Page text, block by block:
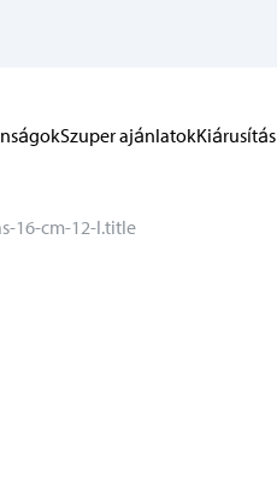
Szuper ajánlatokKiárusítás
16-cm-12-l.title